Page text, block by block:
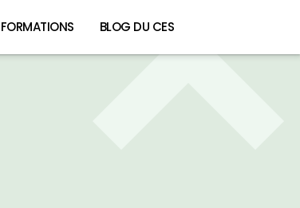
FORMATIONS BLOG DU CES